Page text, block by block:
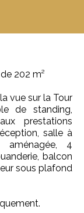
202 m²
vue sur la Tour
de standing,
prestations
salle à
aménagée, 4
balcon
sous plafond